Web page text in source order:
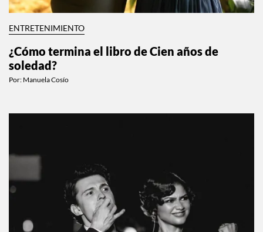
ENTRETENIMIENTO
¿Cómo termina el libro de Cien años de
soledad?
Por: Manuela Cosío